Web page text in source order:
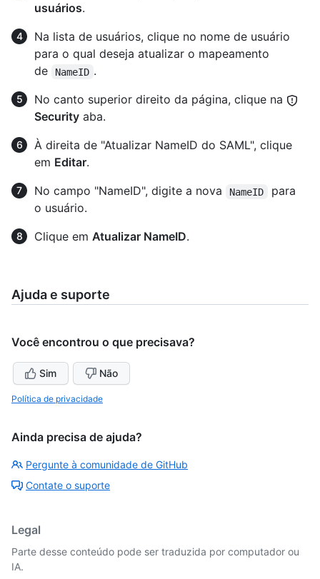
usuários.
Na lista de usuários, clique no nome de usuário
para o qual deseja atualizar o mapeamento
de
NameID .
No canto superior direito da página, clique na
Security aba.
À direita de "Atualizar NameID do SAML", clique
em Editar.
No campo "NameID", digite a nova
NameID
para
o usuário.
Clique em Atualizar NameID.
Ajuda e suporte
Você encontrou o que precisava?
Sim Não
Política de privacidade
Ainda precisa de ajuda?
Pergunte à comunidade de GitHub
Contate o suporte
Legal
Parte desse conteúdo pode ser traduzida por computador ou
IA.